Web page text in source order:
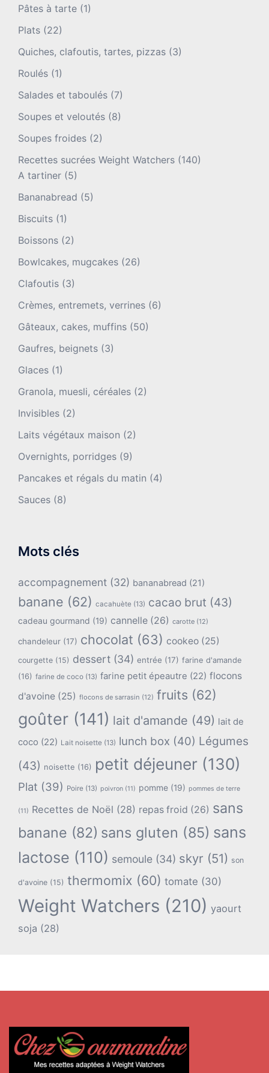
Pâtes à tarte (1)
Plats (22)
Quiches, clafoutis, tartes, pizzas (3)
Roulés (1)
Salades et taboulés (7)
Soupes et veloutés (8)
Soupes froides (2)
Recettes sucrées Weight Watchers (140)
A tartiner (5)
Bananabread (5)
Biscuits (1)
Boissons (2)
Bowlcakes, mugcakes (26)
Clafoutis (3)
Crèmes, entremets, verrines (6)
Gâteaux, cakes, muffins (50)
Gaufres, beignets (3)
Glaces (1)
Granola, muesli, céréales (2)
Invisibles (2)
Laits végétaux maison (2)
Overnights, porridges (9)
Pancakes et régals du matin (4)
Sauces (8)
Mots clés
accompagnement (32) bananabread (21)
banane (62) cacahuète (13) cacao brut (43)
cadeau gourmand (19) cannelle (26) carotte (12)
chandeleur (17) chocolat (63) cookeo (25)
courgette (15) dessert (34) entrée (17) farine d'amande
(16) farine de coco (13) farine petit épeautre (22) flocons
d'avoine (25) flocons de sarrasin (12) fruits (62)
goûter (141) lait d'amande (49)
lait de
coco (22) Lait noisette (13) lunch box (40) Légumes
(43) noisette (16) petit déjeuner (130)
Plat (39) Poire (13) poivron (11) pomme (19) pommes de terre
(11) Recettes de Noël (28) repas froid (26) sans
banane (82) sans gluten (85) sans
lactose (110) semoule (34) skyr (51) son
d'avoine (15) thermomix (60) tomate (30)
Weight Watchers (210) yaourt
soja (28)